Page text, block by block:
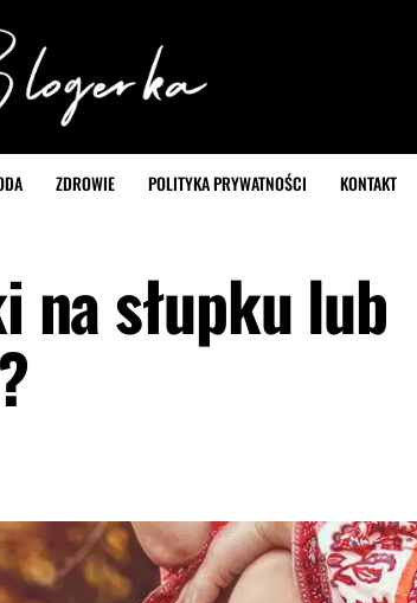
ZDROWIE POLITYKA PRYWATNOŚCI KONTAKT
na słupku lub